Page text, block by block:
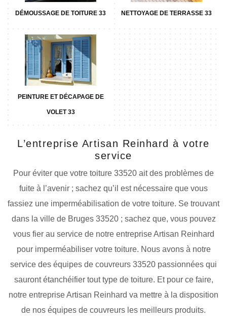
DÉMOUSSAGE DE TOITURE 33 NETTOYAGE DE TERRASSE 33
PEINTURE ET DÉCAPAGE DE
VOLET 33
L’entreprise Artisan Reinhard à votre
service
Pour éviter que votre toiture 33520 ait des problèmes de
fuite à l’avenir ; sachez qu’il est nécessaire que vous
fassiez une imperméabilisation de votre toiture. Se trouvant
dans la ville de Bruges 33520 ; sachez que, vous pouvez
vous fier au service de notre entreprise Artisan Reinhard
pour imperméabiliser votre toiture. Nous avons à notre
service des équipes de couvreurs 33520 passionnées qui
sauront étanchéifier tout type de toiture. Et pour ce faire,
notre entreprise Artisan Reinhard va mettre à la disposition
de nos équipes de couvreurs les meilleurs produits.